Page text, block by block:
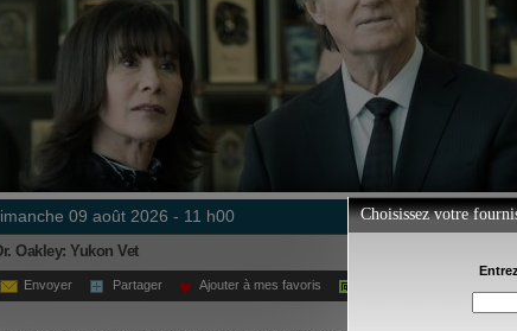
dimanche 09 août 2026 - 11 h00
Dr. Oakley: Yukon Vet
Envoyer Partager Ajouter à mes favoris